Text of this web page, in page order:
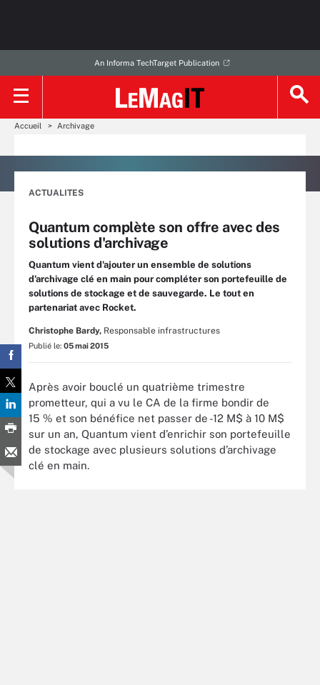
An Informa TechTarget Publication
Accueil Archivage
ACTUALITES
Quantum complète son offre avec des
solutions d'archivage
Quantum vient d'ajouter un ensemble de solutions
d'archivage clé en main pour compléter son portefeuille de
solutions de stockage et de sauvegarde. Le tout en
partenariat avec Rocket.
Christophe Bardy, Responsable infrastructures
Publié le: 05 mai 2015
Après avoir bouclé un quatrième trimestre
prometteur, qui a vu le CA de la firme bondir de
15 % et son bénéfice net passer de -12 M$ à 10 M$
sur un an, Quantum vient d’enrichir son portefeuille
de stockage avec plusieurs solutions d’archivage
clé en main.